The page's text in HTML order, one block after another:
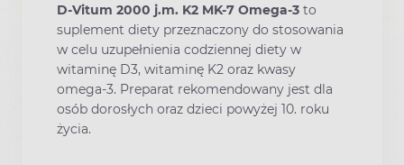
D-Vitum 2000 j.m. K2 MK-7 Omega-3 to
suplement diety przeznaczony do stosowania
w celu uzupełnienia codziennej diety w
witaminę D3, witaminę K2 oraz kwasy
omega-3. Preparat rekomendowany jest dla
osób dorosłych oraz dzieci powyżej 10. roku
życia.